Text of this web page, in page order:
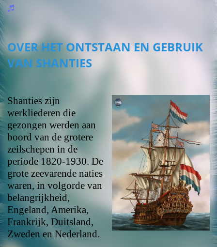
OVER HET ONTSTAAN EN GEBRUIK
VAN SHANTIES
Shanties zijn
werkliederen die
gezongen werden aan
boord van de grotere
zeilschepen in de
periode 1820-1930. De
grote zeevarende naties
waren, in volgorde van
belangrijkheid,
Engeland, Amerika,
Frankrijk, Duitsland,
Zweden en Nederland.